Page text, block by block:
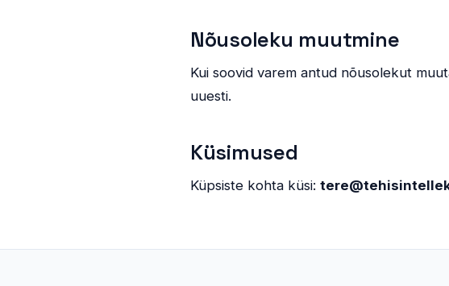
Nõusoleku muutmine
Kui soovid varem antud nõusolekut
uuesti.
Küsimused
Küpsiste kohta küsi: